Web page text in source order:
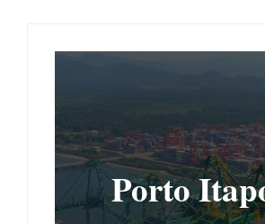
Porto